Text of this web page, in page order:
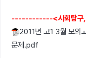
------------<사회탐구,
2011년 고1 3월 모의
문제.pdf